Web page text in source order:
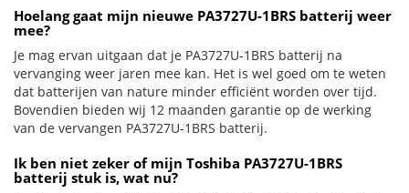
Hoelang gaat mijn nieuwe PA3727U-1BRS batterij weer
mee?
Je mag ervan uitgaan dat je PA3727U-1BRS batterij na
vervanging weer jaren mee kan. Het is wel goed om te weten
dat batterijen van nature minder efficiënt worden over tijd.
Bovendien bieden wij 12 maanden garantie op de werking
van de vervangen PA3727U-1BRS batterij.
Ik ben niet zeker of mijn Toshiba PA3727U-1BRS
batterij stuk is, wat nu?